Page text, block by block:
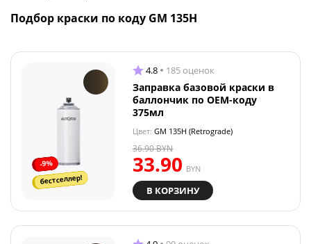
Подбор краски по коду GM 135H
-9%
бестселлер!
4.8 185 оценок
Заправка базовой краски в
баллончик по OEM-коду
375мл
Цвет: GM 135H (Retrograde)
33.90 BYN
36.90BYN
В КОРЗИНУ